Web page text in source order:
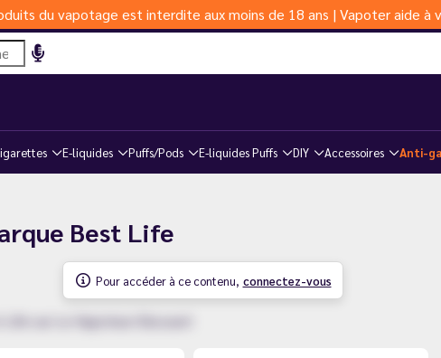
du vapotage est interdite aux moins de 18 ans | Vapoter aide à
E-liquides Puffs/Pods E-liquides Puffs DIY Accessoires Anti-
Best Life
Pour accéder à ce contenu, connectez-vous
sur Le Vapoteur-Discount